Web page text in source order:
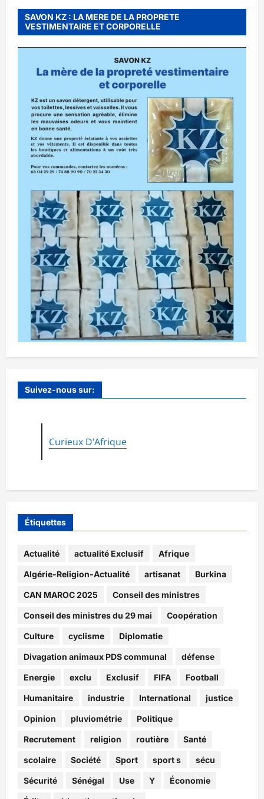
SAVON KZ : LA MERE DE LA PROPRETE
VESTIMENTAIRE ET CORPORELLE
Suivez-nous sur:
Curieux D'Afrique
Étiquettes
Actualité actualité Exclusif Afrique
Algérie-Religion-Actualité artisanat Burkina
CAN MAROC 2025 Conseil des ministres
Conseil des ministres du 29 mai Coopération
Culture cyclisme Diplomatie
Divagation animaux PDS communal défense
Energie exclu Exclusif FIFA Football
Humanitaire industrie International justice
Opinion pluviométrie Politique
Recrutement religion routière Santé
scolaire Société Sport sport s sécu
Sécurité Sénégal Use Y Économie